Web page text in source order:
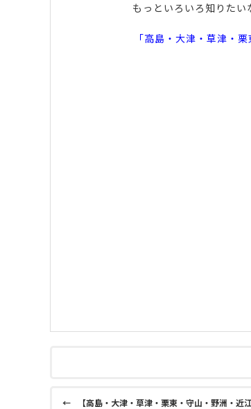
もっといろいろ知りた
「高島・大津・草津・
← 【高島・大津・草津・栗東・守山・野洲・